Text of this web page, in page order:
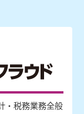
・税務業務全般